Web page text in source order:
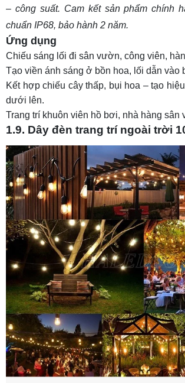
– công suất. Cam kết sản phẩm chính
chuẩn IP68, bảo hành 2 năm.
Ứng dụng
Chiếu sáng lối đi sân vườn, công viên,
Tạo viền ánh sáng ở bồn hoa, lối dẫn vào
Kết hợp chiếu cây thấp, bụi hoa – tạo
dưới lên.
Trang trí khuôn viên hồ bơi, nhà hàng sân
1.9. Dây đèn trang trí ngoài trời